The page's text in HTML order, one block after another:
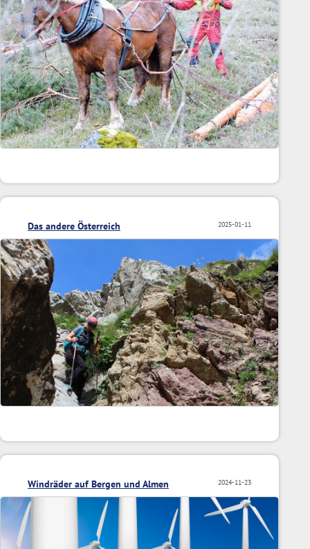
2025-01-11
Das andere Österreich
2024-11-23
Windräder auf Bergen und Almen